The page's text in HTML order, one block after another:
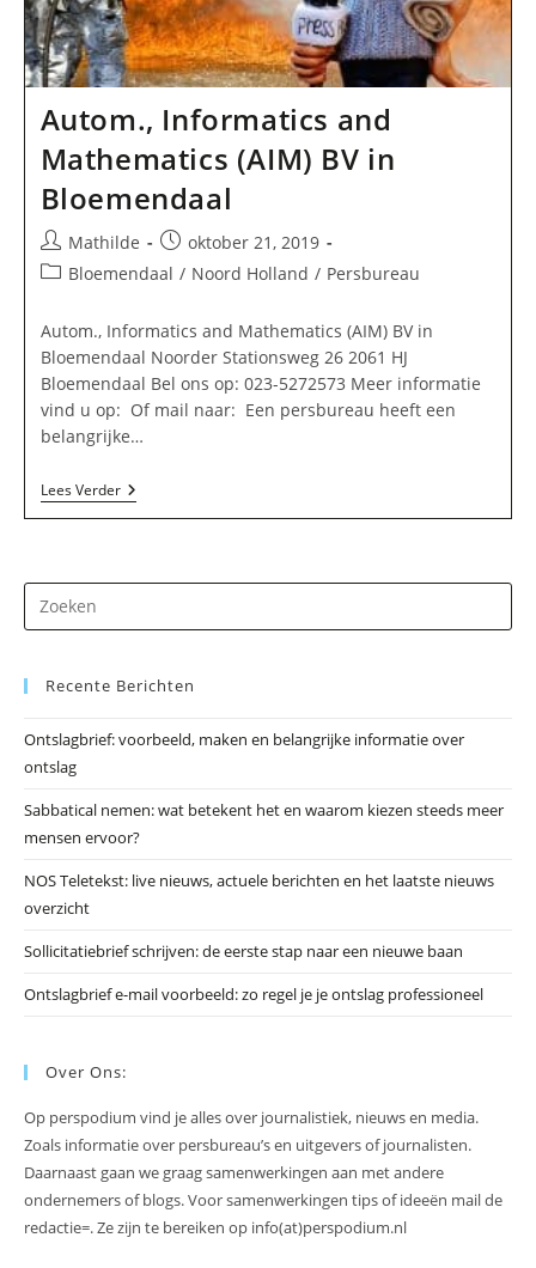
Autom., Informatics and
Mathematics (AIM) BV in
Bloemendaal
Bericht
auteur:
Mathilde
Bericht
gepubliceerd
oktober 21, 2019
Berichtcategorie:
Bloemendaal / Noord Holland / Persbureau
Autom., Informatics and Mathematics (AIM) BV in
Bloemendaal Noorder Stationsweg 26 2061 HJ
Bloemendaal Bel ons op: 023-5272573 Meer informatie
vind u op: Of mail naar: Een persbureau heeft een
belangrijke…
Lees VerderAutom.,
Informatics
BV
Bloemendaal
op
Recente Berichten
Ontslagbrief: voorbeeld, maken en belangrijke informatie over
ontslag
Sabbatical nemen: wat betekent het en waarom kiezen steeds meer
mensen ervoor?
NOS Teletekst: live nieuws, actuele berichten en het laatste nieuws
overzicht
Sollicitatiebrief schrijven: de eerste stap naar een nieuwe baan
Ontslagbrief e-mail voorbeeld: zo regel je je ontslag professioneel
Over Ons:
Op perspodium vind je alles over journalistiek, nieuws en media.
Zoals informatie over persbureau’s en uitgevers of journalisten.
Daarnaast gaan we graag samenwerkingen aan met andere
ondernemers of blogs. Voor samenwerkingen tips of ideeën mail de
redactie=. Ze zijn te bereiken op info(at)perspodium.nl